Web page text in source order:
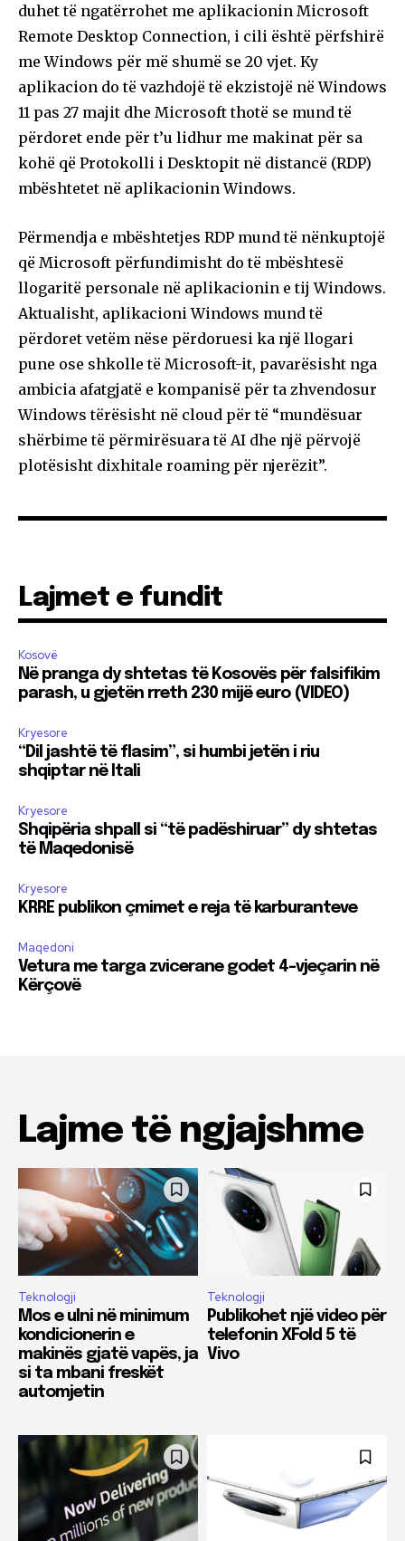
duhet të ngatërrohet me aplikacionin Microsoft
Remote Desktop Connection, i cili është përfshirë
me Windows për më shumë se 20 vjet. Ky
aplikacion do të vazhdojë të ekzistojë në Windows
11 pas 27 majit dhe Microsoft thotë se mund të
përdoret ende për t’u lidhur me makinat për sa
kohë që Protokolli i Desktopit në distancë (RDP)
mbështetet në aplikacionin Windows.
Përmendja e mbështetjes RDP mund të nënkuptojë
që Microsoft përfundimisht do të mbështesë
llogaritë personale në aplikacionin e tij Windows.
Aktualisht, aplikacioni Windows mund të
përdoret vetëm nëse përdoruesi ka një llogari
pune ose shkolle të Microsoft-it, pavarësisht nga
ambicia afatgjatë e kompanisë për ta zhvendosur
Windows tërësisht në cloud për të “mundësuar
shërbime të përmirësuara të AI dhe një përvojë
plotësisht dixhitale roaming për njerëzit”.
Lajmet e fundit
Kosovë
Në pranga dy shtetas të Kosovës për falsifikim
parash, u gjetën rreth 230 mijë euro (VIDEO)
Kryesore
“Dil jashtë të flasim”, si humbi jetën i riu
shqiptar në Itali
Kryesore
Shqipëria shpall si “të padëshiruar” dy shtetas
të Maqedonisë
Kryesore
KRRE publikon çmimet e reja të karburanteve
Maqedoni
Vetura me targa zvicerane godet 4-vjeçarin në
Kërçovë
Lajme të ngjajshme
Teknologji
Mos e ulni në minimum
kondicionerin e
makinës gjatë vapës, ja
si ta mbani freskët
automjetin
Teknologji
Publikohet një video për
telefonin XFold 5 të
Vivo